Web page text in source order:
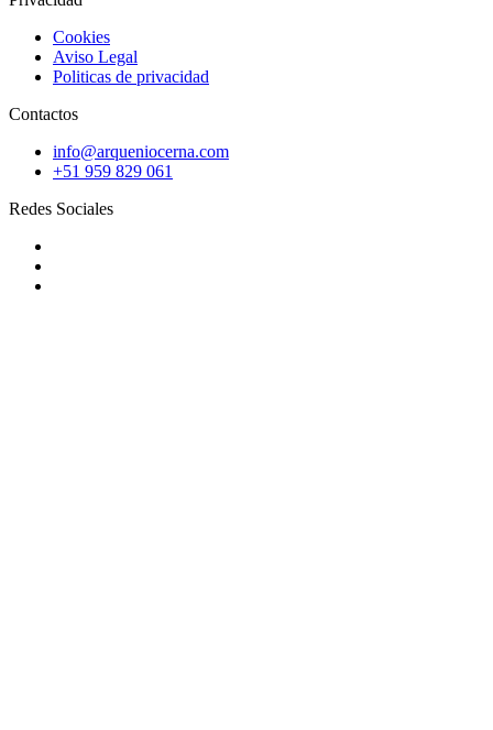
Cookies
Aviso Legal
Politicas de privacidad
Contactos
info@arqueniocerna.com
+51 959 829 061
Redes Sociales